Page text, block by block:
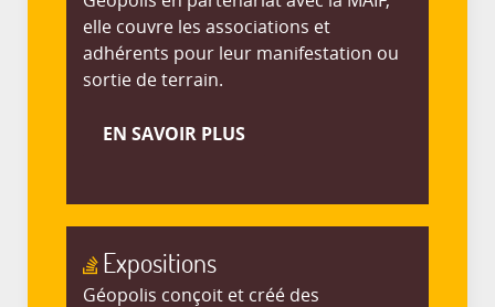
elle couvre les associations et
adhérents pour leur manifestation ou
sortie de terrain.
EN SAVOIR PLUS
Expositions
Géopolis conçoit et créé des